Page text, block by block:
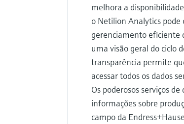
melhora a
o Netilion Analytics
gerenciamento eficiente
uma visão geral do ciclo
transparência permite
acessar todos os dados
Os poderosos serviços
informações sobre
campo da